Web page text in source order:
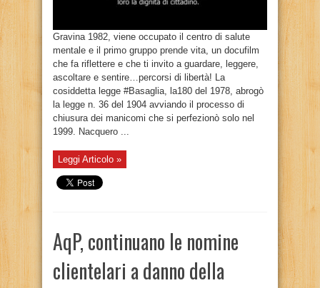
Gravina 1982, viene occupato il centro di salute
mentale e il primo gruppo prende vita, un docufilm
che fa riflettere e che ti invito a guardare, leggere,
ascoltare e sentire…percorsi di libertà! La
cosiddetta legge #Basaglia, la180 del 1978, abrogò
la legge n. 36 del 1904 avviando il processo di
chiusura dei manicomi che si perfezionò solo nel
1999. Nacquero ...
Leggi Articolo »
AqP, continuano le nomine
clientelari a danno della